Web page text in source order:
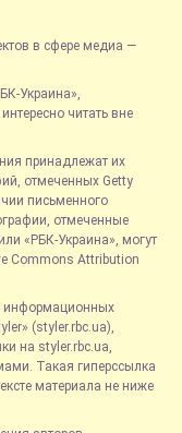
в сфере медиа —
Украина»,
читать вне
принадлежат их
отмеченных Getty
письменного
отмеченные
«РБК-Украина», могут
Commons Attribution
информационных
(styler.rbc.ua),
на styler.rbc.ua,
Такая гиперссылка
материала не ниже